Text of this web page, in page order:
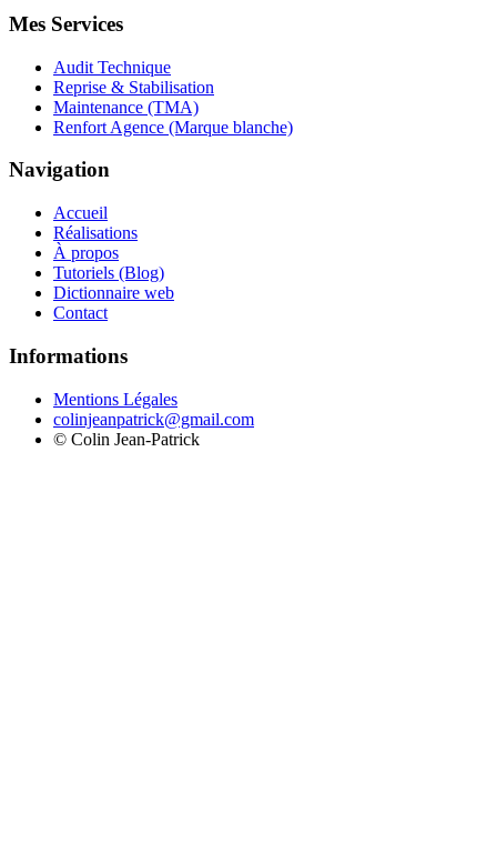
Mes Services
Audit Technique
Reprise & Stabilisation
Maintenance (TMA)
Renfort Agence (Marque blanche)
Navigation
Accueil
Réalisations
À propos
Tutoriels (Blog)
Dictionnaire web
Contact
Informations
Mentions Légales
colinjeanpatrick@gmail.com
© Colin Jean-Patrick